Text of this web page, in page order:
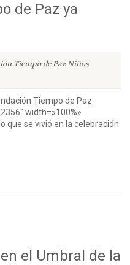
de Paz ya
Tiempo de PazNiños
Tiempo de Paz
width=»100%»
que se vivió en la celebración
el Umbral de la